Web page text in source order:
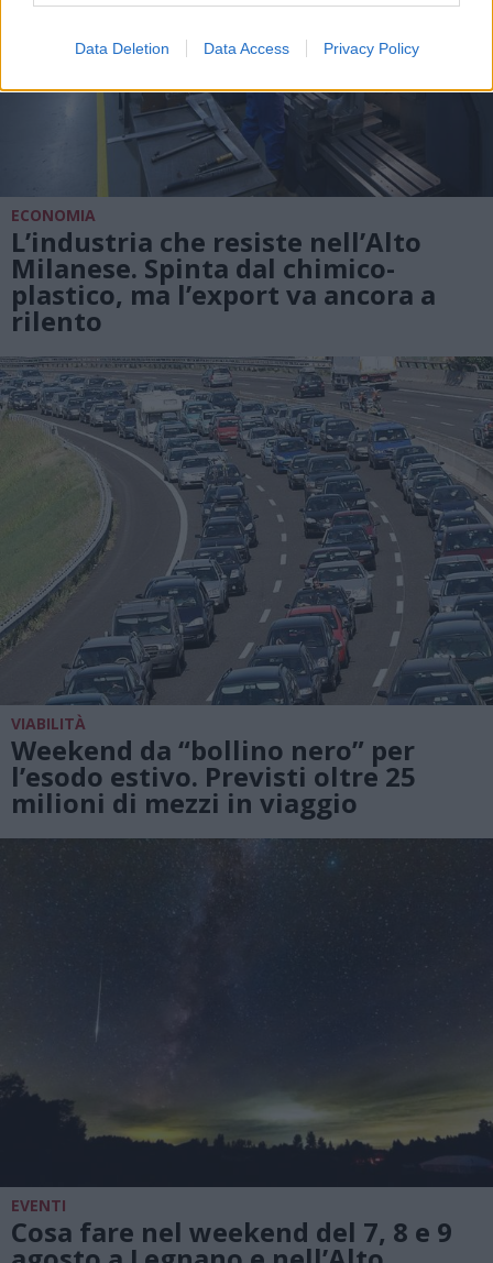
Data Deletion Data Access Privacy Policy
ECONOMIA
L’industria che resiste nell’Alto
Milanese. Spinta dal chimico-
plastico, ma l’export va ancora a
rilento
VIABILITÀ
Weekend da “bollino nero” per
l’esodo estivo. Previsti oltre 25
milioni di mezzi in viaggio
EVENTI
Cosa fare nel weekend del 7, 8 e 9